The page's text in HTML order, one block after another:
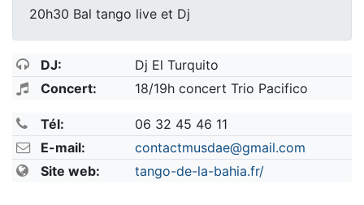
20h30 Bal tango live et Dj
DJ:
Dj El Turquito
Concert:
18/19h concert Trio Pacifico
Tél:
06 32 45 46 11
E-mail:
contactmusdae@gmail.com
Site web:
tango-de-la-bahia.fr/